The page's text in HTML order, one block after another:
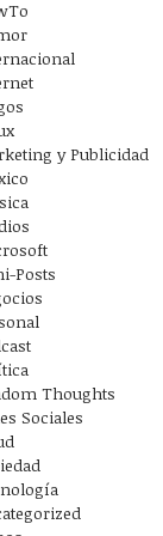
y Publicidad
Posts
Thoughts
Sociales